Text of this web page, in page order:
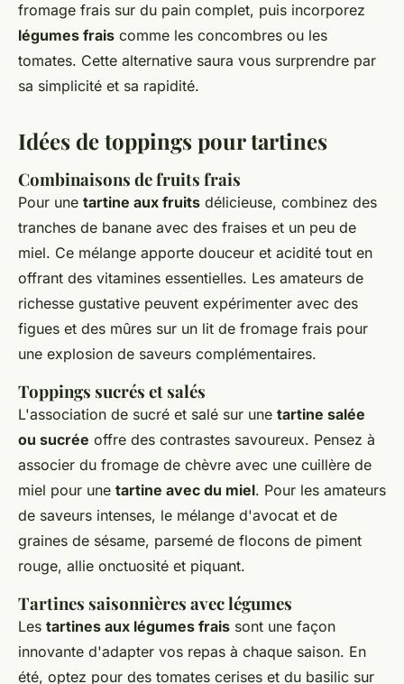
fromage frais sur du pain complet, puis incorporez
légumes frais comme les concombres ou les
tomates. Cette alternative saura vous surprendre par
sa simplicité et sa rapidité.
Idées de toppings pour tartines
Combinaisons de fruits frais
Pour une tartine aux fruits délicieuse, combinez des
tranches de banane avec des fraises et un peu de
miel. Ce mélange apporte douceur et acidité tout en
offrant des vitamines essentielles. Les amateurs de
richesse gustative peuvent expérimenter avec des
figues et des mûres sur un lit de fromage frais pour
une explosion de saveurs complémentaires.
Toppings sucrés et salés
L'association de sucré et salé sur une tartine salée
ou sucrée offre des contrastes savoureux. Pensez à
associer du fromage de chèvre avec une cuillère de
miel pour une tartine avec du miel. Pour les amateurs
de saveurs intenses, le mélange d'avocat et de
graines de sésame, parsemé de flocons de piment
rouge, allie onctuosité et piquant.
Tartines saisonnières avec légumes
Les tartines aux légumes frais sont une façon
innovante d'adapter vos repas à chaque saison. En
été, optez pour des tomates cerises et du basilic sur